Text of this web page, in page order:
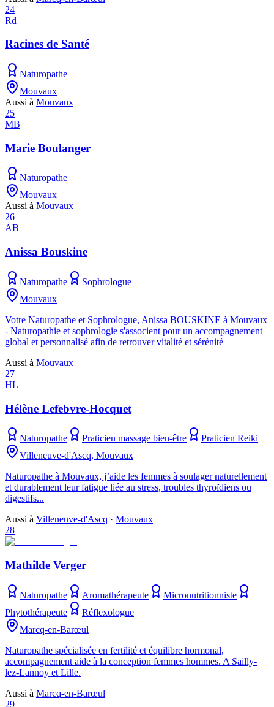
24
Rd
Racines de Santé
Naturopathe
Mouvaux
Aussi à Mouvaux
25
MB
Marie Boulanger
Naturopathe
Mouvaux
Aussi à Mouvaux
26
AB
Anissa Bouskine
Naturopathe
Sophrologue
Mouvaux
Votre Naturopathe et Sophrologue, Anissa BOUSKINE à Mouvaux
- Naturopathie et sophrologie s'associent pour un accompagnement
global et personnalisé afin de retrouver vitalité et sérénité
Aussi à Mouvaux
27
HL
Hélène Lefebvre-Hocquet
Naturopathe Praticien massage bien-être
Praticien Reiki
Villeneuve-d'Ascq, Mouvaux
Naturopathe à Mouvaux, j’aide les femmes à soulager naturellement
et durablement leur fatigue liée au stress, troubles thyroïdiens ou
digestifs...
Aussi à Villeneuve-d'Ascq · Mouvaux
28
Mathilde Verger
Naturopathe Aromathérapeute
Micronutritionniste
Phytothérapeute
Réflexologue
Marcq-en-Barœul
Naturopathe spécialisée en fertilité et équilibre hormonal,
accompagnement aide à la conception femmes hommes. A Sailly-
lez-Lannoy et Lille.
Aussi à Marcq-en-Barœul
29